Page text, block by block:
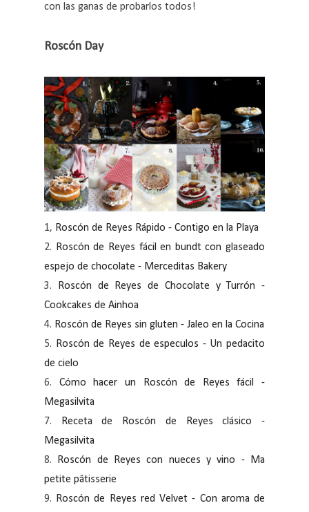
con las ganas de probarlos todos!
Roscón Day
1, Roscón de Reyes Rápido - Contigo en la Playa
2. Roscón de Reyes fácil en bundt con glaseado
espejo de chocolate - Merceditas Bakery
3. Roscón de Reyes de Chocolate y Turrón -
Cookcakes de Ainhoa
4. Roscón de Reyes sin gluten - Jaleo en la Cocina
5. Roscón de Reyes de especulos - Un pedacito
de cielo
6. Cómo hacer un Roscón de Reyes fácil -
Megasilvita
7. Receta de Roscón de Reyes clásico -
Megasilvita
8. Roscón de Reyes con nueces y vino - Ma
petite pâtisserie
9. Roscón de Reyes red Velvet - Con aroma de